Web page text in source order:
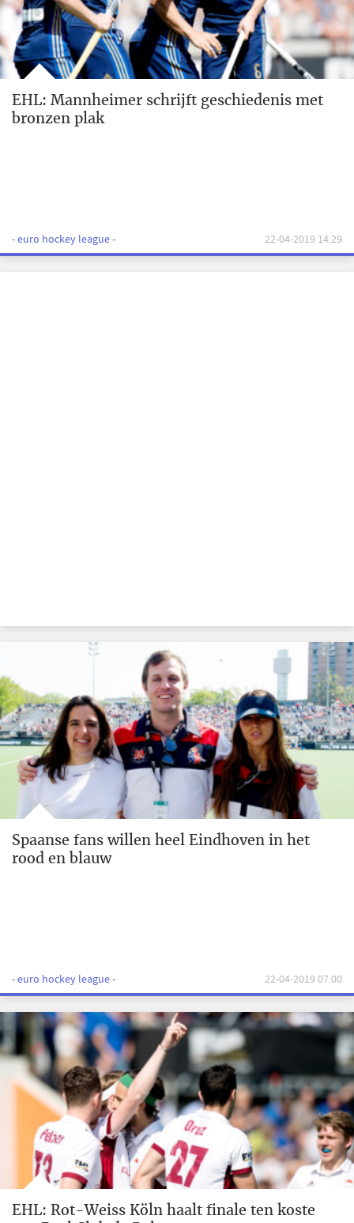
EHL: Mannheimer schrijft geschiedenis met
bronzen plak
- euro hockey league - 22-04-2019 14:29
Spaanse fans willen heel Eindhoven in het
rood en blauw
- euro hockey league - 22-04-2019 07:00
EHL: Rot-Weiss Köln haalt finale ten koste